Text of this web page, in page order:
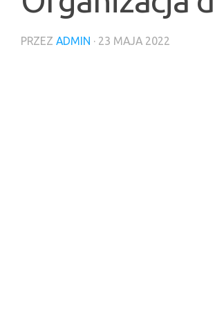
PRZEZ ADMIN · 23 MAJA 2022